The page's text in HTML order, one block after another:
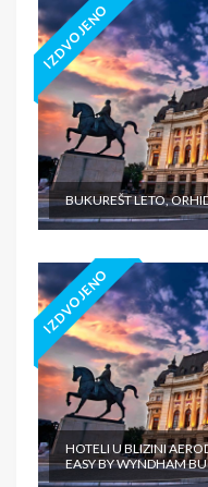
IZDVOJENO
BUKUREŠT LETO,
IZDVOJENO
HOTELI U BLIZINI
EASY BY WYNDHAM